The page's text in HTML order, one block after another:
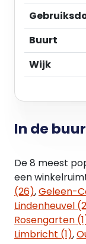
centrum van
welke begint
Brandstraat.
stroom van
BESTEMMING/
Sittard'. De
volgende
- horeca van
- detailhandel;
-
- ambulante
Buurt
Wijk
In de
De 8 meest
een
(26),Geleen-
Lindenheuvel
Rosengarten
Limbricht (1),